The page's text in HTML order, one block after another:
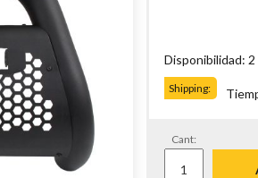
Disponibilidad:
Shipping:
Cant: